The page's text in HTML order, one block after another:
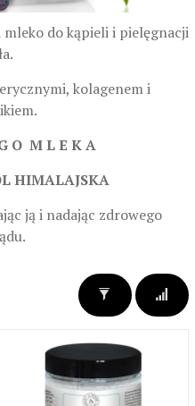
do kąpieli i pielęgnacji
kolagenem i
O M L E K A
HIMALAJSKA
ją i nadając zdrowego